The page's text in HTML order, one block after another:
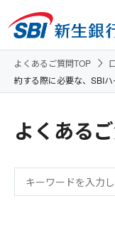
よくあるご質問TOP
約する際に必要な、SBIハ
よくある